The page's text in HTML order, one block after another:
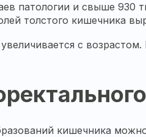
патологии и свыше
толстого кишечника
с
кишечника